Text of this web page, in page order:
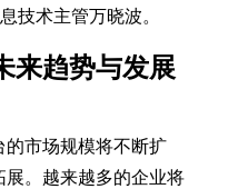
技术主管万晓波。
来趋势与发展
的市场规模将不断扩
。越来越多的企业将